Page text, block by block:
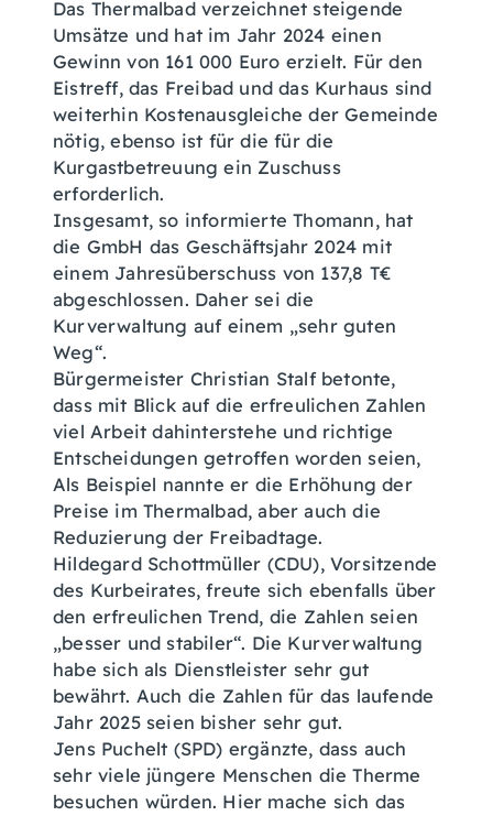
Das Thermalbad verzeichnet steigende
Umsätze und hat im Jahr 2024 einen
Gewinn von 161 000 Euro erzielt. Für den
Eistreff, das Freibad und das Kurhaus sind
weiterhin Kostenausgleiche der Gemeinde
nötig, ebenso ist für die für die
Kurgastbetreuung ein Zuschuss
erforderlich.
Insgesamt, so informierte Thomann, hat
die GmbH das Geschäftsjahr 2024 mit
einem Jahresüberschuss von 137,8 T€
abgeschlossen. Daher sei die
Kurverwaltung auf einem „sehr guten
Weg“.
Bürgermeister Christian Stalf betonte,
dass mit Blick auf die erfreulichen Zahlen
viel Arbeit dahinterstehe und richtige
Entscheidungen getroffen worden seien,
Als Beispiel nannte er die Erhöhung der
Preise im Thermalbad, aber auch die
Reduzierung der Freibadtage.
Hildegard Schottmüller (CDU), Vorsitzende
des Kurbeirates, freute sich ebenfalls über
den erfreulichen Trend, die Zahlen seien
„besser und stabiler“. Die Kurverwaltung
habe sich als Dienstleister sehr gut
bewährt. Auch die Zahlen für das laufende
Jahr 2025 seien bisher sehr gut.
Jens Puchelt (SPD) ergänzte, dass auch
sehr viele jüngere Menschen die Therme
besuchen würden. Hier mache sich das